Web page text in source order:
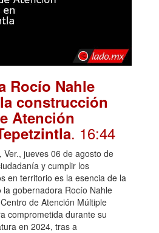
Rocío Nahle
construcción
Atención
. 16:44
Ver., jueves 06 de agosto de
y cumplir los
en territorio es la esencia de la
gobernadora Rocío Nahle
de Atención Múltiple
comprometida durante su
en 2024, tras a